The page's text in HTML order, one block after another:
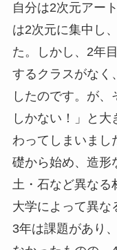
自分は2次元アー
は2次元に集中し
た。しかし、2年
するクラスがなく
したのです。が
しかない！」と
わってしまいまし
礎から始め、造形
土・石など異なる
大学によって異な
3年は課題があり